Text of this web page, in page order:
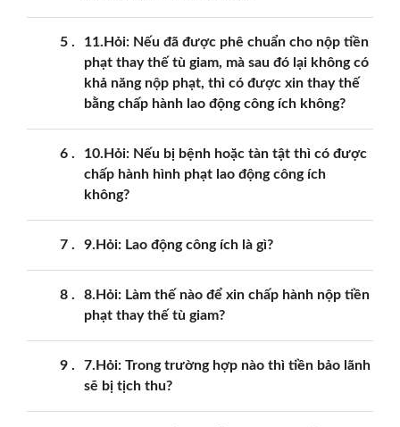
5
11.Hỏi: Nếu đã được phê chuẩn cho nộp tiền
phạt thay thế tù giam, mà sau đó lại không có
khả năng nộp phạt, thì có được xin thay thế
bằng chấp hành lao động công ích không?
6
10.Hỏi: Nếu bị bệnh hoặc tàn tật thì có được
chấp hành hình phạt lao động công ích
không?
7 9.Hỏi: Lao động công ích là gì?
8
8.Hỏi: Làm thế nào để xin chấp hành nộp tiền
phạt thay thế tù giam?
9
7.Hỏi: Trong trường hợp nào thì tiền bảo lãnh
sẽ bị tịch thu?